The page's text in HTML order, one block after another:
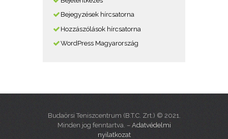
Bejegyzések hírcsatorna
Hozzászólások hírcsatorna
WordPress Magyarország
Budaörsi Teniszcentrum (B.T.C. Zrt.) © 2021.
Minden jog fenntartva. – Adatvédelmi
nyilatkozat